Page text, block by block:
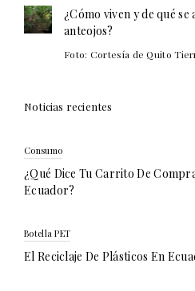
¿Cómo viven y de qué se
anteojos?
Foto: Cortesía de Quito
Noticias recientes
Consumo
¿Qué Dice Tu Carrito De
Ecuador?
Botella PET
El Reciclaje De Plásticos En